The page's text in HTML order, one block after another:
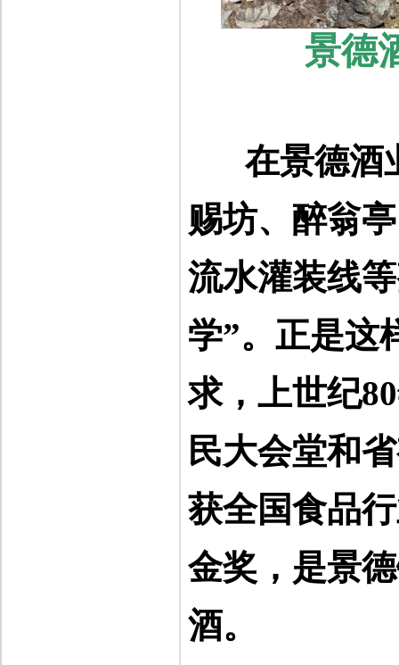
景德
在景德酒
赐坊、醉翁
流水灌装线
学”。正是这
求，上世纪80
民大会堂和
获全国食品
金奖，是景
酒。